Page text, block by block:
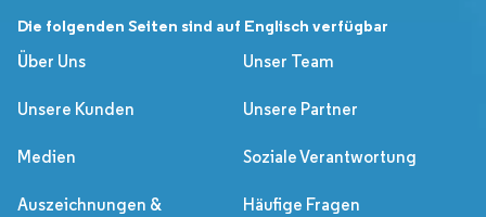
Die folgenden Seiten sind auf Englisch verfügbar
Über Uns
Unser Team
Unsere Kunden Unsere Partner
Medien Soziale Verantwortung
Auszeichnungen &
Häufige Fragen